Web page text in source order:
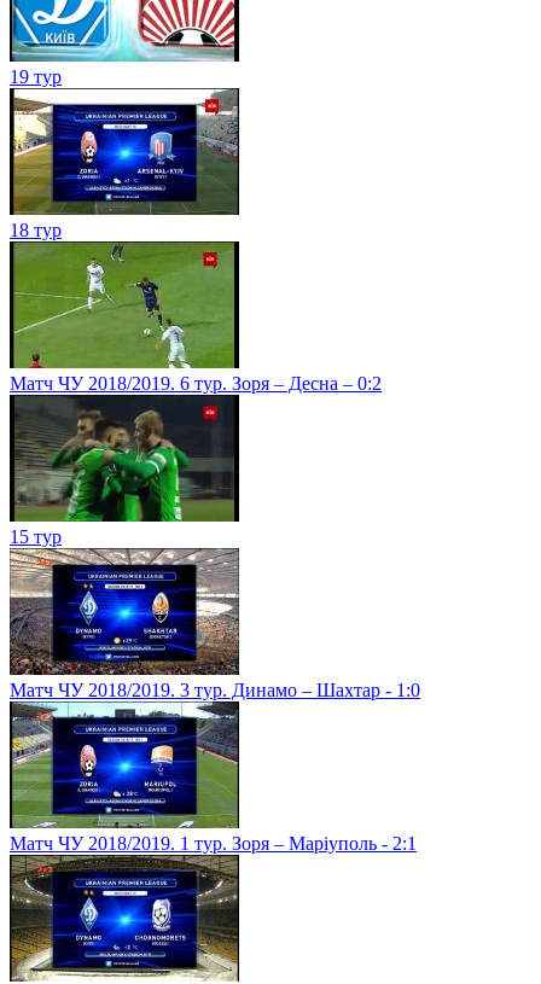
19 тур
18 тур
Матч ЧУ 2018/2019. 6 тур. Зоря – Десна – 0:2
15 тур
Матч ЧУ 2018/2019. 3 тур. Динамо – Шахтар - 1:0
Матч ЧУ 2018/2019. 1 тур. Зоря – Маріуполь - 2:1